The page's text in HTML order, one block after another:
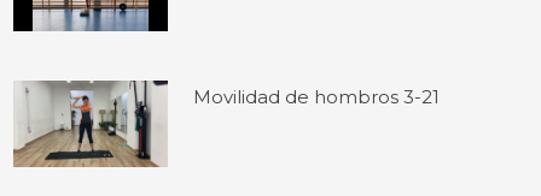
Movilidad de hombros 3-21